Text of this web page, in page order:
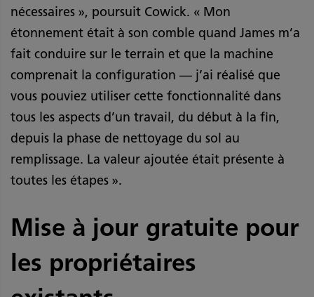
nécessaires », poursuit Cowick. « Mon
étonnement était à son comble quand James m’a
fait conduire sur le terrain et que la machine
comprenait la configuration — j’ai réalisé que
vous pouviez utiliser cette fonctionnalité dans
tous les aspects d’un travail, du début à la fin,
depuis la phase de nettoyage du sol au
remplissage. La valeur ajoutée était présente à
toutes les étapes ».
Mise à jour gratuite pour
les propriétaires